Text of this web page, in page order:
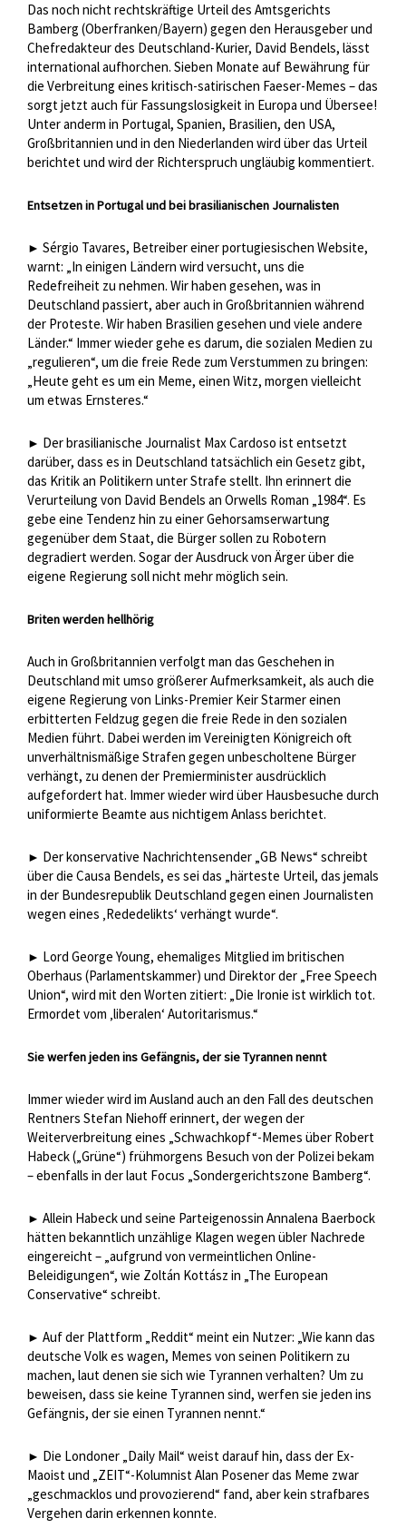
Das noch nicht rechtskräftige Urteil des Amtsgerichts
Bamberg (Oberfranken/Bayern) gegen den Herausgeber und
Chefredakteur des Deutschland-Kurier, David Bendels, lässt
international aufhorchen. Sieben Monate auf Bewährung für
die Verbreitung eines kritisch-satirischen Faeser-Memes – das
sorgt jetzt auch für Fassungslosigkeit in Europa und Übersee!
Unter anderm in Portugal, Spanien, Brasilien, den USA,
Großbritannien und in den Niederlanden wird über das Urteil
berichtet und wird der Richterspruch ungläubig kommentiert.
Entsetzen in Portugal und bei brasilianischen Journalisten
► Sérgio Tavares, Betreiber einer portugiesischen Website,
warnt: „In einigen Ländern wird versucht, uns die
Redefreiheit zu nehmen. Wir haben gesehen, was in
Deutschland passiert, aber auch in Großbritannien während
der Proteste. Wir haben Brasilien gesehen und viele andere
Länder.“ Immer wieder gehe es darum, die sozialen Medien zu
„regulieren“, um die freie Rede zum Verstummen zu bringen:
„Heute geht es um ein Meme, einen Witz, morgen vielleicht
um etwas Ernsteres.“
► Der brasilianische Journalist Max Cardoso ist entsetzt
darüber, dass es in Deutschland tatsächlich ein Gesetz gibt,
das Kritik an Politikern unter Strafe stellt. Ihn erinnert die
Verurteilung von David Bendels an Orwells Roman „1984“. Es
gebe eine Tendenz hin zu einer Gehorsamserwartung
gegenüber dem Staat, die Bürger sollen zu Robotern
degradiert werden. Sogar der Ausdruck von Ärger über die
eigene Regierung soll nicht mehr möglich sein.
Briten werden hellhörig
Auch in Großbritannien verfolgt man das Geschehen in
Deutschland mit umso größerer Aufmerksamkeit, als auch die
eigene Regierung von Links-Premier Keir Starmer einen
erbitterten Feldzug gegen die freie Rede in den sozialen
Medien führt. Dabei werden im Vereinigten Königreich oft
unverhältnismäßige Strafen gegen unbescholtene Bürger
verhängt, zu denen der Premierminister ausdrücklich
aufgefordert hat. Immer wieder wird über Hausbesuche durch
uniformierte Beamte aus nichtigem Anlass berichtet.
► Der konservative Nachrichtensender „GB News“ schreibt
über die Causa Bendels, es sei das „härteste Urteil, das jemals
in der Bundesrepublik Deutschland gegen einen Journalisten
wegen eines ‚Rededelikts‘ verhängt wurde“.
► Lord George Young, ehemaliges Mitglied im britischen
Oberhaus (Parlamentskammer) und Direktor der „Free Speech
Union“, wird mit den Worten zitiert: „Die Ironie ist wirklich tot.
Ermordet vom ‚liberalen‘ Autoritarismus.“
Sie werfen jeden ins Gefängnis, der sie Tyrannen nennt
Immer wieder wird im Ausland auch an den Fall des deutschen
Rentners Stefan Niehoff erinnert, der wegen der
Weiterverbreitung eines „Schwachkopf“-Memes über Robert
Habeck („Grüne“) frühmorgens Besuch von der Polizei bekam
– ebenfalls in der laut Focus „Sondergerichtszone Bamberg“.
► Allein Habeck und seine Parteigenossin Annalena Baerbock
hätten bekanntlich unzählige Klagen wegen übler Nachrede
eingereicht – „aufgrund von vermeintlichen Online-
Beleidigungen“, wie Zoltán Kottász in „The European
Conservative“ schreibt.
► Auf der Plattform „Reddit“ meint ein Nutzer: „Wie kann das
deutsche Volk es wagen, Memes von seinen Politikern zu
machen, laut denen sie sich wie Tyrannen verhalten? Um zu
beweisen, dass sie keine Tyrannen sind, werfen sie jeden ins
Gefängnis, der sie einen Tyrannen nennt.“
► Die Londoner „Daily Mail“ weist darauf hin, dass der Ex-
Maoist und „ZEIT“-Kolumnist Alan Posener das Meme zwar
„geschmacklos und provozierend“ fand, aber kein strafbares
Vergehen darin erkennen konnte.